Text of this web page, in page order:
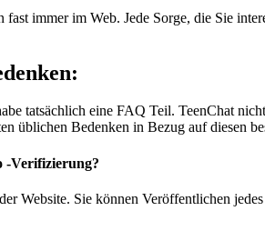
immer im Web. Jede Sorge, die Sie
tatsächlich eine FAQ Teil. TeenChat
üblichen Bedenken in Bezug auf diesen
-Verifizierung?
Website. Sie können Veröffentlichen